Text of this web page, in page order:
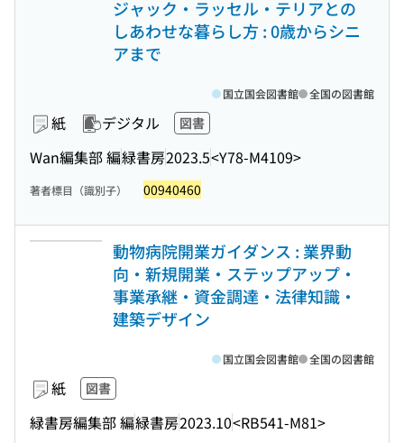
ジャック・ラッセル・テリアとの
しあわせな暮らし方 : 0歳からシニ
アまで
紙 デジタル 図書
Wan編集部 編緑書房2023.5<Y78-M4109>
国立国会図書館 全国の図書館
著者標目（識別子） 00940460
動物病院開業ガイダンス : 業界動
向・新規開業・ステップアップ・
事業承継・資金調達・法律知識・
建築デザイン
紙 図書
緑書房編集部 編緑書房2023.10<RB541-M81>
国立国会図書館 全国の図書館